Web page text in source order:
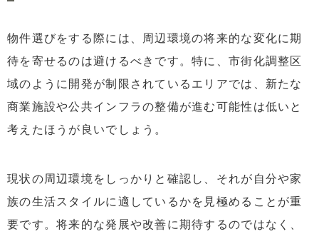
物件選びをする際には、周辺環境の将来的な変化に期
待を寄せるのは避けるべきです。特に、市街化調整区
域のように開発が制限されているエリアでは、新たな
商業施設や公共インフラの整備が進む可能性は低いと
考えたほうが良いでしょう。
現状の周辺環境をしっかりと確認し、それが自分や家
族の生活スタイルに適しているかを見極めることが重
要です。将来的な発展や改善に期待するのではなく、